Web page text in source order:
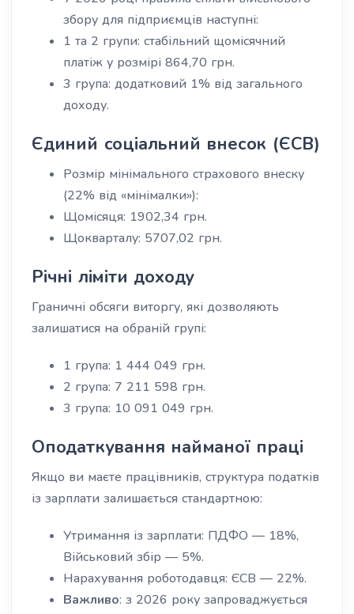
збору для підприємців наступні:
1 та 2 групи: стабільний щомісячний
платіж у розмірі 864,70 грн.
3 група: додатковий 1% від загального
доходу.
Єдиний соціальний внесок (ЄСВ)
Розмір мінімального страхового внеску
(22% від «мінімалки»):
Щомісяця: 1902,34 грн.
Щокварталу: 5707,02 грн.
Річні ліміти доходу
Граничні обсяги виторгу, які дозволяють
залишатися на обраній групі:
1 група: 1 444 049 грн.
2 група: 7 211 598 грн.
3 група: 10 091 049 грн.
Оподаткування найманої праці
Якщо ви маєте працівників, структура податків
із зарплати залишається стандартною:
Утримання із зарплати: ПДФО — 18%,
Військовий збір — 5%.
Нарахування роботодавця: ЄСВ — 22%.
Важливо: з 2026 року запроваджується